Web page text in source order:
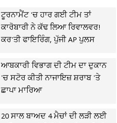
ਟੂਰਨਾਮੈਂਟ 'ਚ ਹਾਰ ਗਈ ਟੀਮ ਤਾਂ
ਕਾਰੋਬਾਰੀ ਨੇ ਕੱਢ ਲਿਆ ਰਿਵਾਲਵਰ!
ਕਰ'ਤੀ ਫਾਇਰਿੰਗ, ਪੁੱਜੀ AP ਪੁਲਸ
ਆਬਕਾਰੀ ਵਿਭਾਗ ਦੀ ਟੀਮ ਦਾ ਦੁਕਾਨ
'ਚ ਸਟੋਰ ਕੀਤੀ ਨਾਜਾਇਜ਼ ਸ਼ਰਾਬ 'ਤੇ
ਛਾਪਾ ਮਾਰਿਆ
20 ਸਾਲ ਬਾਅਦ 4 ਮੈਚਾਂ ਦੀ ਲੜੀ ਲਈ